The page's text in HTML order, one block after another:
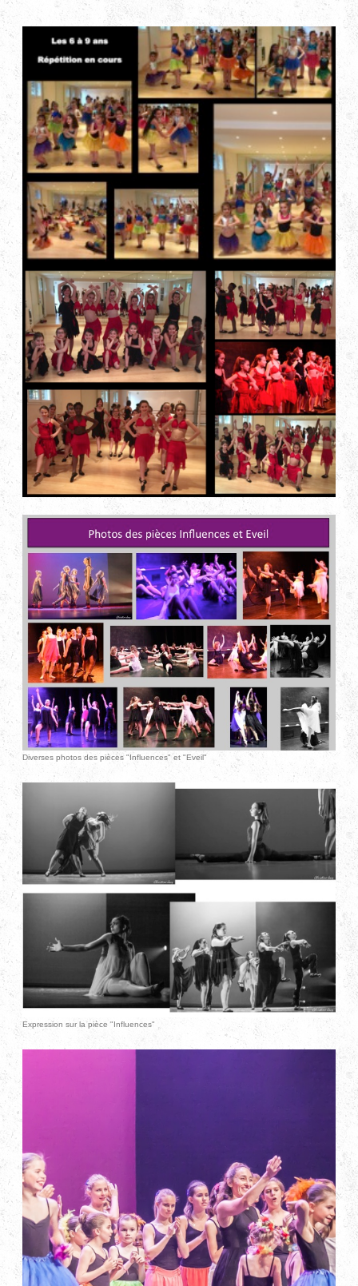
Diverses photos des pièces "Influences" et "Eveil"
Expression sur la pièce "Influences"